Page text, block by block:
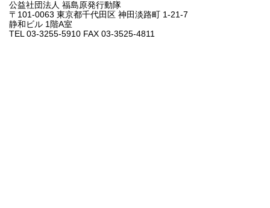
公益社団法人 福島原発行動隊
〒101-0063 東京都千代田区 神田淡路町 1-21-7
静和ビル 1階A室
TEL 03-3255-5910 FAX 03-3525-4811